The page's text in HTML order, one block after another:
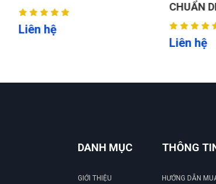
Liên hệ
CHUẨN
Liên hệ
DANH MỤC
GIỚI THIỆU
THÔNG
HƯỚNG DẪN